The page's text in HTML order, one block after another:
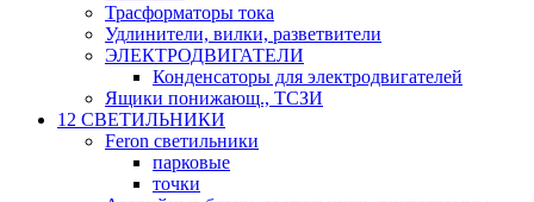
Трасформаторы тока
Удлинители, вилки, разветвители
ЭЛЕКТРОДВИГАТЕЛИ
Конденсаторы для электродвигателей
Ящики понижающ., ТСЗИ
12 СВЕТИЛЬНИКИ
Feron светильники
парковые
точки